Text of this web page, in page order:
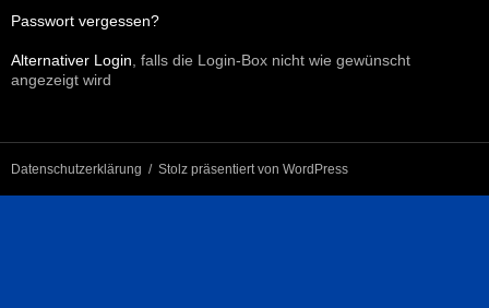
Passwort vergessen?
Alternativer Login , falls die Login-Box nicht wie gewünscht
angezeigt wird
Datenschutzerklärung Stolz präsentiert von WordPress